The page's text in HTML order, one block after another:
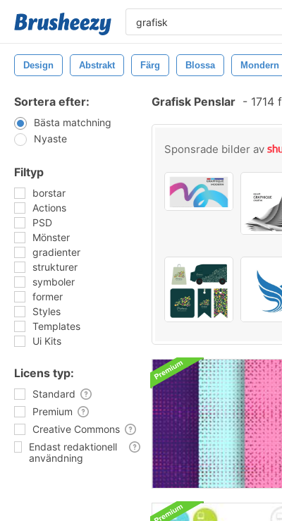
Design Abstrakt Färg Blossa Mondern
Sortera efter:
Bästa matchning
Nyaste
Filtyp
borstar
Actions
PSD
Mönster
gradienter
strukturer
symboler
former
Styles
Templates
Ui Kits
Licens typ:
Standard
Premium
Creative Commons
Endast redaktionell
användning
Grafisk Penslar - 1714
Sponsrade bilder av